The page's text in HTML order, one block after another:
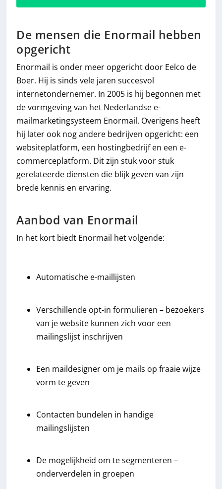
De mensen die Enormail hebben
opgericht
Enormail is onder meer opgericht door Eelco de
Boer. Hij is sinds vele jaren succesvol
internetondernemer. In 2005 is hij begonnen met
de vormgeving van het Nederlandse e-
mailmarketingsysteem Enormail. Overigens heeft
hij later ook nog andere bedrijven opgericht: een
websiteplatform, een hostingbedrijf en een e-
commerceplatform. Dit zijn stuk voor stuk
gerelateerde diensten die blijk geven van zijn
brede kennis en ervaring.
Aanbod van Enormail
In het kort biedt Enormail het volgende:
Automatische e-maillijsten
Verschillende opt-in formulieren – bezoekers
van je website kunnen zich voor een
mailingslijst inschrijven
Een maildesigner om je mails op fraaie wijze
vorm te geven
Contacten bundelen in handige
mailingslijsten
De mogelijkheid om te segmenteren –
onderverdelen in groepen